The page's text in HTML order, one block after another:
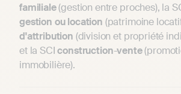
familiale(gestion entre proches), la
gestion ou location (patrimoine
d'attribution (division et propriété
et la SCIconstruction-vente
immobilière).